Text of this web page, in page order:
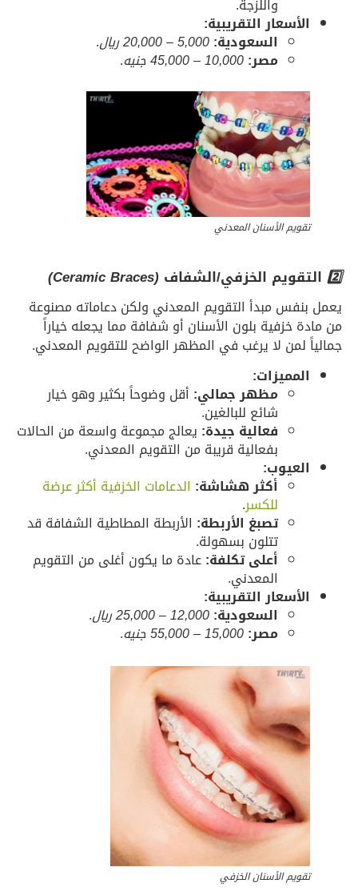
التقريبية:
السعودية:5,000
–
20,000ريال.
10,000 – 45,000 جنيه .
الأسنان المعدني
الخزفي/الشفاف(Ceramic Braces)
مبدأ التقويم المعدني ولكن دعاماته مصنوعة
خزفية بلون الأسنان أو شفافة مما يجعله خياراً
لمن لا يرغب في المظهر الواضح للتقويم المعدني.
مظهر جمالي:أقل وضوحاً بكثير وهو خيار
شائع للبالغين.
فعالية جيدة:يعالج مجموعة واسعة من الحالات
بفعالية قريبة من التقويم المعدني.
أكثر هشاشة:الدعامات الخزفية أكثر عرضة
تصبغ الأربطة: الأربطة المطاطية الشفافة قد
تتلون بسهولة.
أعلى تكلفة:عادة ما يكون أغلى من التقويم
التقريبية:
السعودية:12,000 – 25,000 ريال .
15,000 – 55,000 جنيه .
الأسنان الخزفي